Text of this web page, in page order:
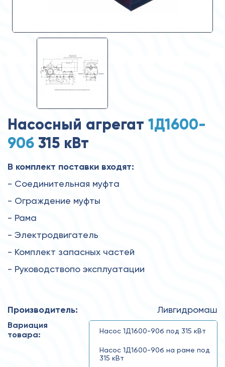
Насосный агрегат 1Д1600-
90б 315 кВт
В комплект поставки входят:
- Соединительная муфта
- Ограждение муфты
- Рама
- Электродвигатель
- Комплект запасных частей
- Руководствопо эксплуатации
Производитель: Ливгидромаш
Вариация
товара:
Насос 1Д1600-90б под 315 кВт
Насос 1Д1600-90б на раме под
315 кВт